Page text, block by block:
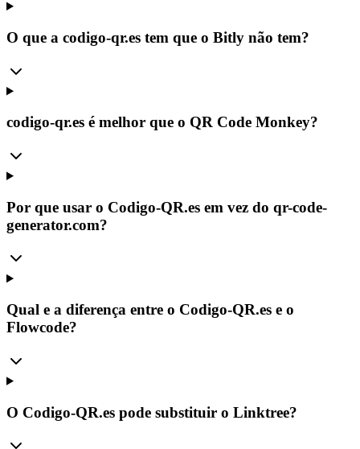
O que a codigo-qr.es tem que o Bitly não tem?
codigo-qr.es é melhor que o QR Code Monkey?
Por que usar o Codigo-QR.es em vez do qr-code-
generator.com?
Qual e a diferença entre o Codigo-QR.es e o
Flowcode?
O Codigo-QR.es pode substituir o Linktree?